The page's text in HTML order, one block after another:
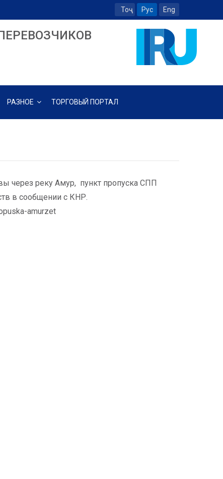
Тоҷ Рус Eng
РАЗНОЕ ТОРГОВЫЙ ПОРТАЛ
через реку Амур, пункт пропуска СПП
в сообщении с КНР.
amurzet